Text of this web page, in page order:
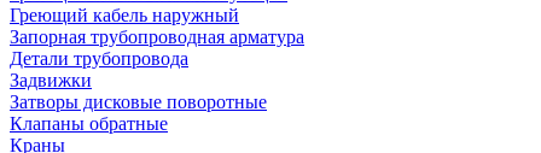
Греющий кабель наружный
Запорная трубопроводная арматура
Детали трубопровода
Задвижки
Затворы дисковые поворотные
Клапаны обратные
Краны